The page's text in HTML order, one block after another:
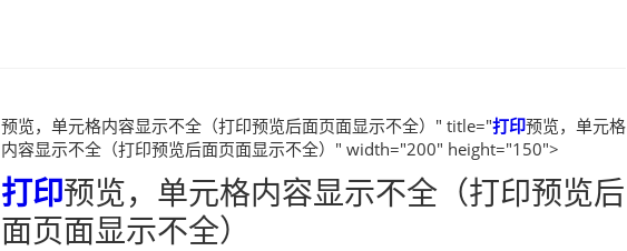
预览，单元格内容显示不全（打印预览后面页面显示不全）" title="打印预览，单元格
内容显示不全（打印预览后面页面显示不全）" width="200" height="150">
打印预览，单元格内容显示不全（打印预览后
面页面显示不全）